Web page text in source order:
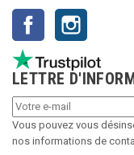
Facebook
LETTRE
Vous pouvez vous
nos informations de